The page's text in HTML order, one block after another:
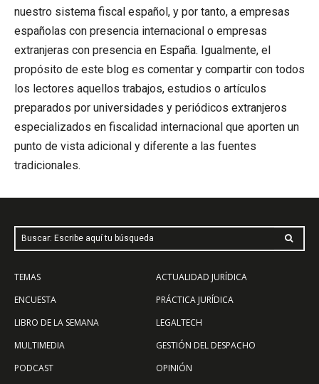
nuestro sistema fiscal español, y por tanto, a empresas
españolas con presencia internacional o empresas
extranjeras con presencia en España. Igualmente, el
propósito de este blog es comentar y compartir con todos
los lectores aquellos trabajos, estudios o artículos
preparados por universidades y periódicos extranjeros
especializados en fiscalidad internacional que aporten un
punto de vista adicional y diferente a las fuentes
tradicionales.
Buscar: Escribe aquí tu búsqueda
TEMAS
ENCUESTA
LIBRO DE LA SEMANA
MULTIMEDIA
PODCAST
ACTUALIDAD JURÍDICA
PRÁCTICA JURÍDICA
LEGALTECH
GESTIÓN DEL DESPACHO
OPINIÓN